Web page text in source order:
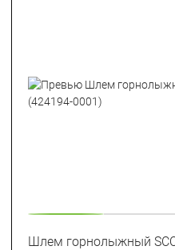
Шлем горнолыжный